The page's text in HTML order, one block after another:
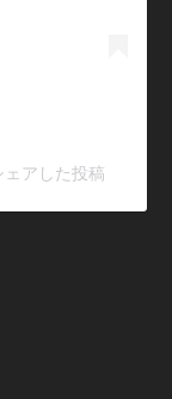
アした投稿